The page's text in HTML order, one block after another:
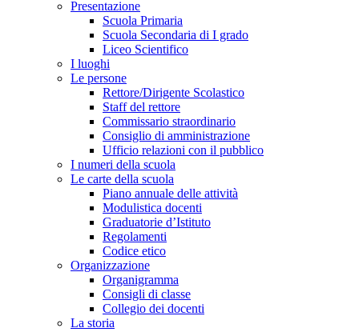
Presentazione
Scuola Primaria
Scuola Secondaria di I grado
Liceo Scientifico
I luoghi
Le persone
Rettore/Dirigente Scolastico
Staff del rettore
Commissario straordinario
Consiglio di amministrazione
Ufficio relazioni con il pubblico
I numeri della scuola
Le carte della scuola
Piano annuale delle attività
Modulistica docenti
Graduatorie d’Istituto
Regolamenti
Codice etico
Organizzazione
Organigramma
Consigli di classe
Collegio dei docenti
La storia